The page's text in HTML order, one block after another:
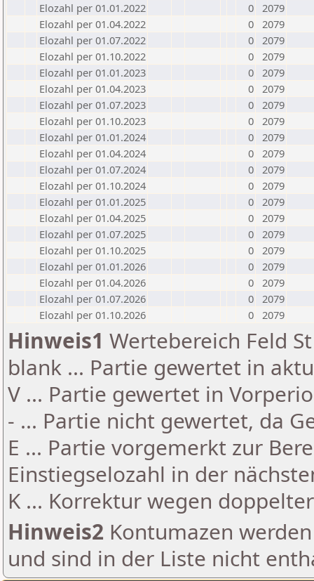
Elozahl per 01.01.2022
0 2079
Elozahl per 01.04.2022
0 2079
Elozahl per 01.07.2022
0 2079
Elozahl per 01.10.2022
0 2079
Elozahl per 01.01.2023
0 2079
Elozahl per 01.04.2023
0 2079
Elozahl per 01.07.2023
0 2079
Elozahl per 01.10.2023
0 2079
Elozahl per 01.01.2024
0 2079
Elozahl per 01.04.2024
0 2079
Elozahl per 01.07.2024
0 2079
Elozahl per 01.10.2024
0 2079
Elozahl per 01.01.2025
0 2079
Elozahl per 01.04.2025
0 2079
Elozahl per 01.07.2025
0 2079
Elozahl per 01.10.2025
0 2079
Elozahl per 01.01.2026
0 2079
Elozahl per 01.04.2026
0 2079
Elozahl per 01.07.2026
0 2079
Elozahl per 01.10.2026
0 2079
Hinweis1 Wertebereich Feld
blank ... Partie gewertet in
V ... Partie gewertet in
- ... Partie nicht gewertet, da
E ... Partie vorgemerkt zur
Einstiegselozahl in der
K ... Korrektur wegen
Hinweis2 Kontumazen
und sind in der Liste nicht